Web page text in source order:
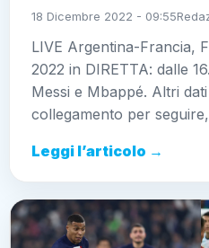
18 Dicembre 2022 - 09:55
LIVE Argentina-Francia,
2022 in DIRETTA: dalle
Messi e Mbappé. Altri
collegamento per
Leggi l’articolo →